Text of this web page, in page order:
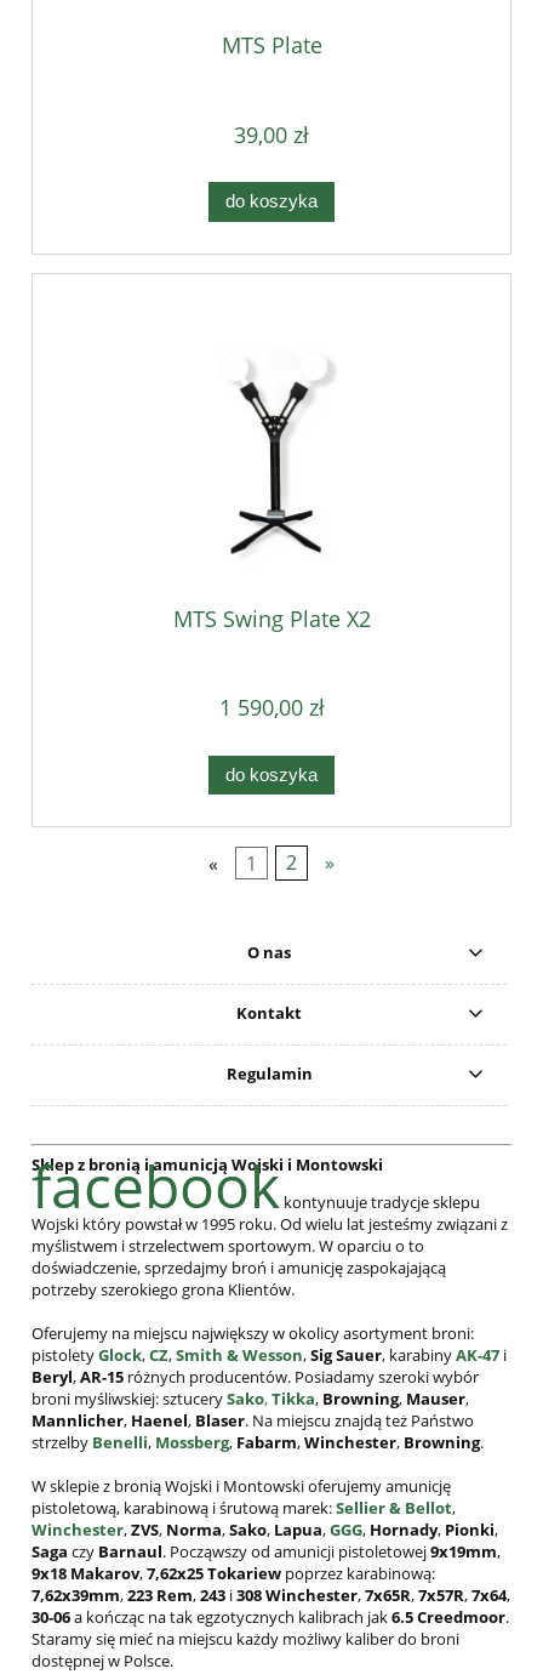
MTS Plate
39,00 zł
do koszyka
MTS Swing Plate X2
1 590,00 zł
do koszyka
« 1 2 »
O nas
Kontakt
Regulamin
Sklep z bronią i amunicją Wojski i Montowski
facebook kontynuuje tradycje sklepu
Wojski który powstał w 1995 roku. Od wielu lat jesteśmy związani z
myślistwem i strzelectwem sportowym. W oparciu o to
doświadczenie, sprzedajmy broń i amunicję zaspokajającą
potrzeby szerokiego grona Klientów.
Oferujemy na miejscu największy w okolicy asortyment broni:
pistoletyGlock,CZ,Smith & Wesson,Sig Sauer, karabinyAK-47 i
Beryl,AR-15 różnych producentów. Posiadamy szeroki wybór
broni myśliwskiej: sztucerySako,Tikka, Browning, Mauser,
Mannlicher, Haenel, Blaser. Na miejscu znajdą też Państwo
strzelby Benelli, Mossberg, Fabarm,Winchester, Browning.
W sklepie z bronią Wojski i Montowski oferujemy amunicję
pistoletową, karabinową i śrutową marek:Sellier & Bellot,
Winchester,ZVS, Norma,Sako, Lapua,GGG, Hornady, Pionki,
Saga czy Barnaul. Począwszy od amunicji pistoletowej9x19mm,
9x18 Makarov,7,62x25Tokariew poprzez karabinową:
7,62x39mm,223 Rem,243 i308Winchester,7x65R,7x57R,7x64,
30-06a kończąc na tak egzotycznych kalibrach jak6.5 Creedmoor.
Staramy się mieć na miejscu każdy możliwy kaliber do broni
dostępnej w Polsce.